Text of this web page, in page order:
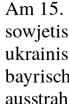
Am 15.